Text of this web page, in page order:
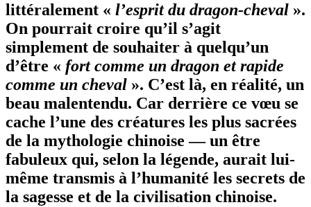
littéralement « l’esprit du dragon-cheval ».
On pourrait croire qu’il s’agit
simplement de souhaiter à quelqu’un
d’être « fort comme un dragon et rapide
comme un cheval ». C’est là, en réalité, un
beau malentendu. Car derrière ce vœu se
cache l’une des créatures les plus sacrées
de la mythologie chinoise — un être
fabuleux qui, selon la légende, aurait lui-
même transmis à l’humanité les secrets de
la sagesse et de la civilisation chinoise.